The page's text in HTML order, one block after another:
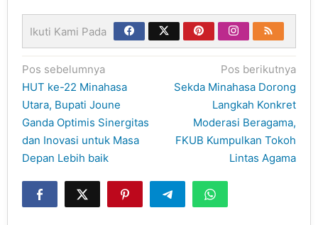
Ikuti Kami Pada
Navigasi
pos
Pos sebelumnya
HUT ke-22 Minahasa
Utara, Bupati Joune
Ganda Optimis Sinergitas
dan Inovasi untuk Masa
Depan Lebih baik
Pos berikutnya
Sekda Minahasa Dorong
Langkah Konkret
Moderasi Beragama,
FKUB Kumpulkan Tokoh
Lintas Agama